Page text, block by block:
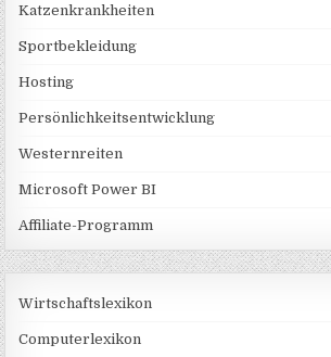
Katzenkrankheiten
Sportbekleidung
Hosting
Persönlichkeitsentwicklung
Westernreiten
Microsoft Power BI
Affiliate-Programm
Wirtschaftslexikon
Computerlexikon